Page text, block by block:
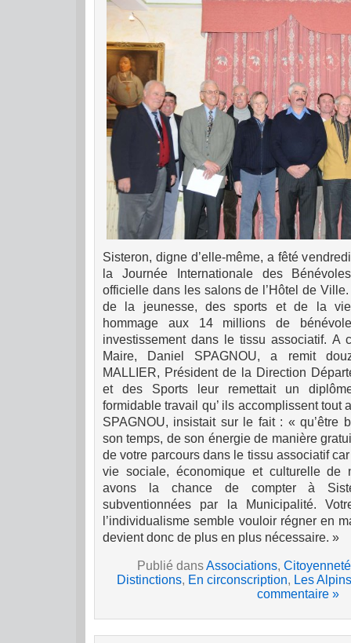
Sisteron, digne d’elle-même, a fêté
la Journée Internationale des
officielle dans les salons de l’Hôtel de Ville.
de la jeunesse, des sports et de la
hommage aux 14 millions de
investissement dans le tissu associatif. A
Maire, Daniel SPAGNOU, a remit
MALLIER, Président de la Direction
et des Sports leur remettait un
formidable travail qu’ ils accomplissent tout
SPAGNOU, insistait sur le fait : « qu’être
son temps, de son énergie de manière
de votre parcours dans le tissu associatif
vie sociale, économique et culturelle de
avons la chance de compter à
subventionnées par la Municipalité.
l’individualismesemble vouloir régner en
devient donc de plus en plus nécessaire. »
Publié dansAssociations, Citoyenneté
Distinctions, En circonscription, Les
commentaire »